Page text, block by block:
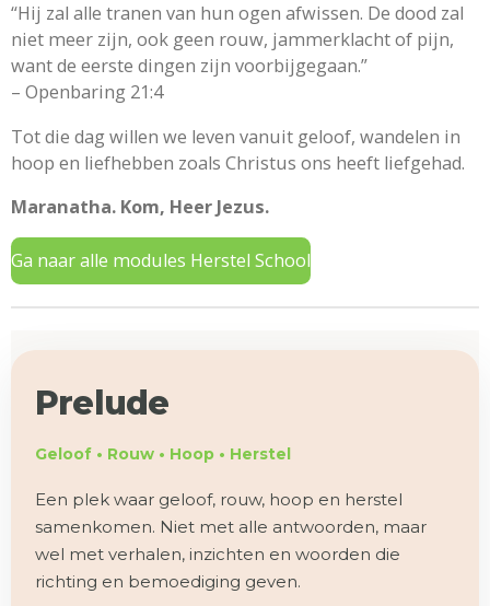
“Hij zal alle tranen van hun ogen afwissen. De dood zal
niet meer zijn, ook geen rouw, jammerklacht of pijn,
want de eerste dingen zijn voorbijgegaan.”
– Openbaring 21:4
Tot die dag willen we leven vanuit geloof, wandelen in
hoop en liefhebben zoals Christus ons heeft liefgehad.
Maranatha. Kom, Heer Jezus.
Ga naar alle modules Herstel School
Prelude
Geloof • Rouw • Hoop • Herstel
Een plek waar geloof, rouw, hoop en herstel
samenkomen. Niet met alle antwoorden, maar
wel met verhalen, inzichten en woorden die
richting en bemoediging geven.